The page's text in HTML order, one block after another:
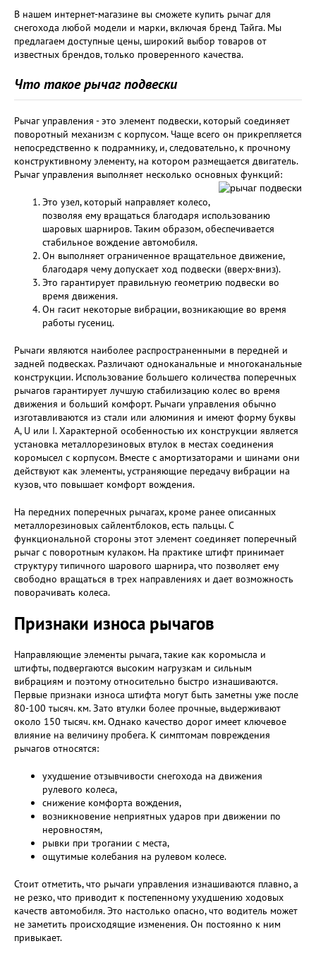
В нашем интернет-магазине вы сможете купить рычаг для
снегохода любой модели и марки, включая бренд Тайга. Мы
предлагаем доступные цены, широкий выбор товаров от
известных брендов, только проверенного качества.
Что такое рычаг подвески
Рычаг управления - это элемент подвески, который соединяет
поворотный механизм с корпусом. Чаще всего он прикрепляется
непосредственно к подрамнику, и, следовательно, к прочному
конструктивному элементу, на котором размещается двигатель.
Рычаг управления выполняет несколько основных функций:
Это узел, который направляет колесо,
позволяя ему вращаться благодаря использованию
шаровых шарниров. Таким образом, обеспечивается
стабильное вождение автомобиля.
Он выполняет ограниченное вращательное движение,
благодаря чему допускает ход подвески (вверх-вниз).
Это гарантирует правильную геометрию подвески во
время движения.
Он гасит некоторые вибрации, возникающие во время
работы гусениц.
Рычаги являются наиболее распространенными в передней и
задней подвесках. Различают одноканальные и многоканальные
конструкции. Использование большего количества поперечных
рычагов гарантирует лучшую стабилизацию колес во время
движения и больший комфорт. Рычаги управления обычно
изготавливаются из стали или алюминия и имеют форму буквы
A, U или I. Характерной особенностью их конструкции является
установка металлорезиновых втулок в местах соединения
коромысел с корпусом. Вместе с амортизаторами и шинами они
действуют как элементы, устраняющие передачу вибрации на
кузов, что повышает комфорт вождения.
На передних поперечных рычагах, кроме ранее описанных
металлорезиновых сайлентблоков, есть пальцы. С
функциональной стороны этот элемент соединяет поперечный
рычаг с поворотным кулаком. На практике штифт принимает
структуру типичного шарового шарнира, что позволяет ему
свободно вращаться в трех направлениях и дает возможность
поворачивать колеса.
Признаки износа рычагов
Направляющие элементы рычага, такие как коромысла и
штифты, подвергаются высоким нагрузкам и сильным
вибрациям и поэтому относительно быстро изнашиваются.
Первые признаки износа штифта могут быть заметны уже после
80-100 тысяч. км. Зато втулки более прочные, выдерживают
около 150 тысяч. км. Однако качество дорог имеет ключевое
влияние на величину пробега. К симптомам повреждения
рычагов относятся:
ухудшение отзывчивости снегохода на движения
рулевого колеса,
снижение комфорта вождения,
возникновение неприятных ударов при движении по
неровностям,
рывки при трогании с места,
ощутимые колебания на рулевом колесе.
Стоит отметить, что рычаги управления изнашиваются плавно, а
не резко, что приводит к постепенному ухудшению ходовых
качеств автомобиля. Это настолько опасно, что водитель может
не заметить происходящие изменения. Он постоянно к ним
привыкает.